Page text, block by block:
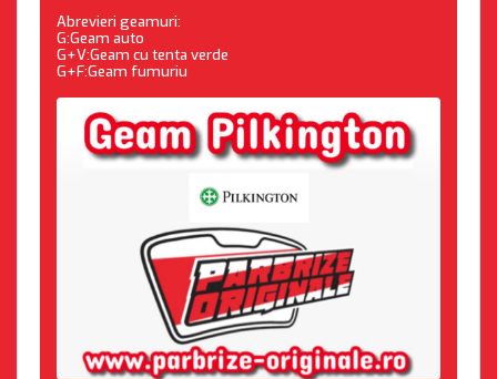
Abrevieri geamuri:
G:Geam auto
G+V:Geam cu tenta verde
G+F:Geam fumuriu